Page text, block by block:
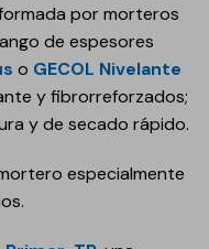
por morteros
de espesores
o GECOL Nivelante
y fibrorreforzados;
y de secado rápido.
especialmente